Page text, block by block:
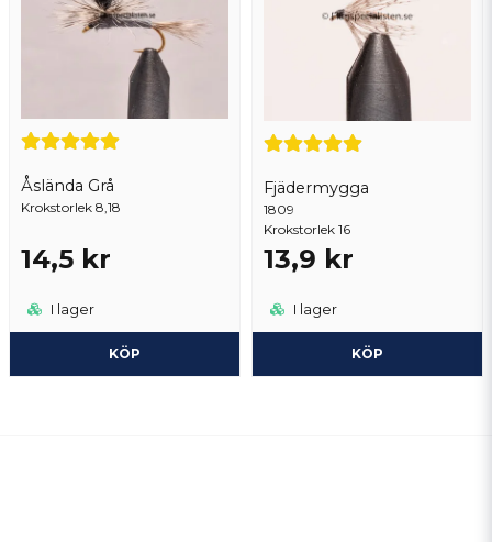
Åslända Grå
Krokstorlek 8,18
14,5 kr
I lager
KÖP
Fjädermygga
1809
Krokstorlek 16
13,9 kr
I lager
KÖP